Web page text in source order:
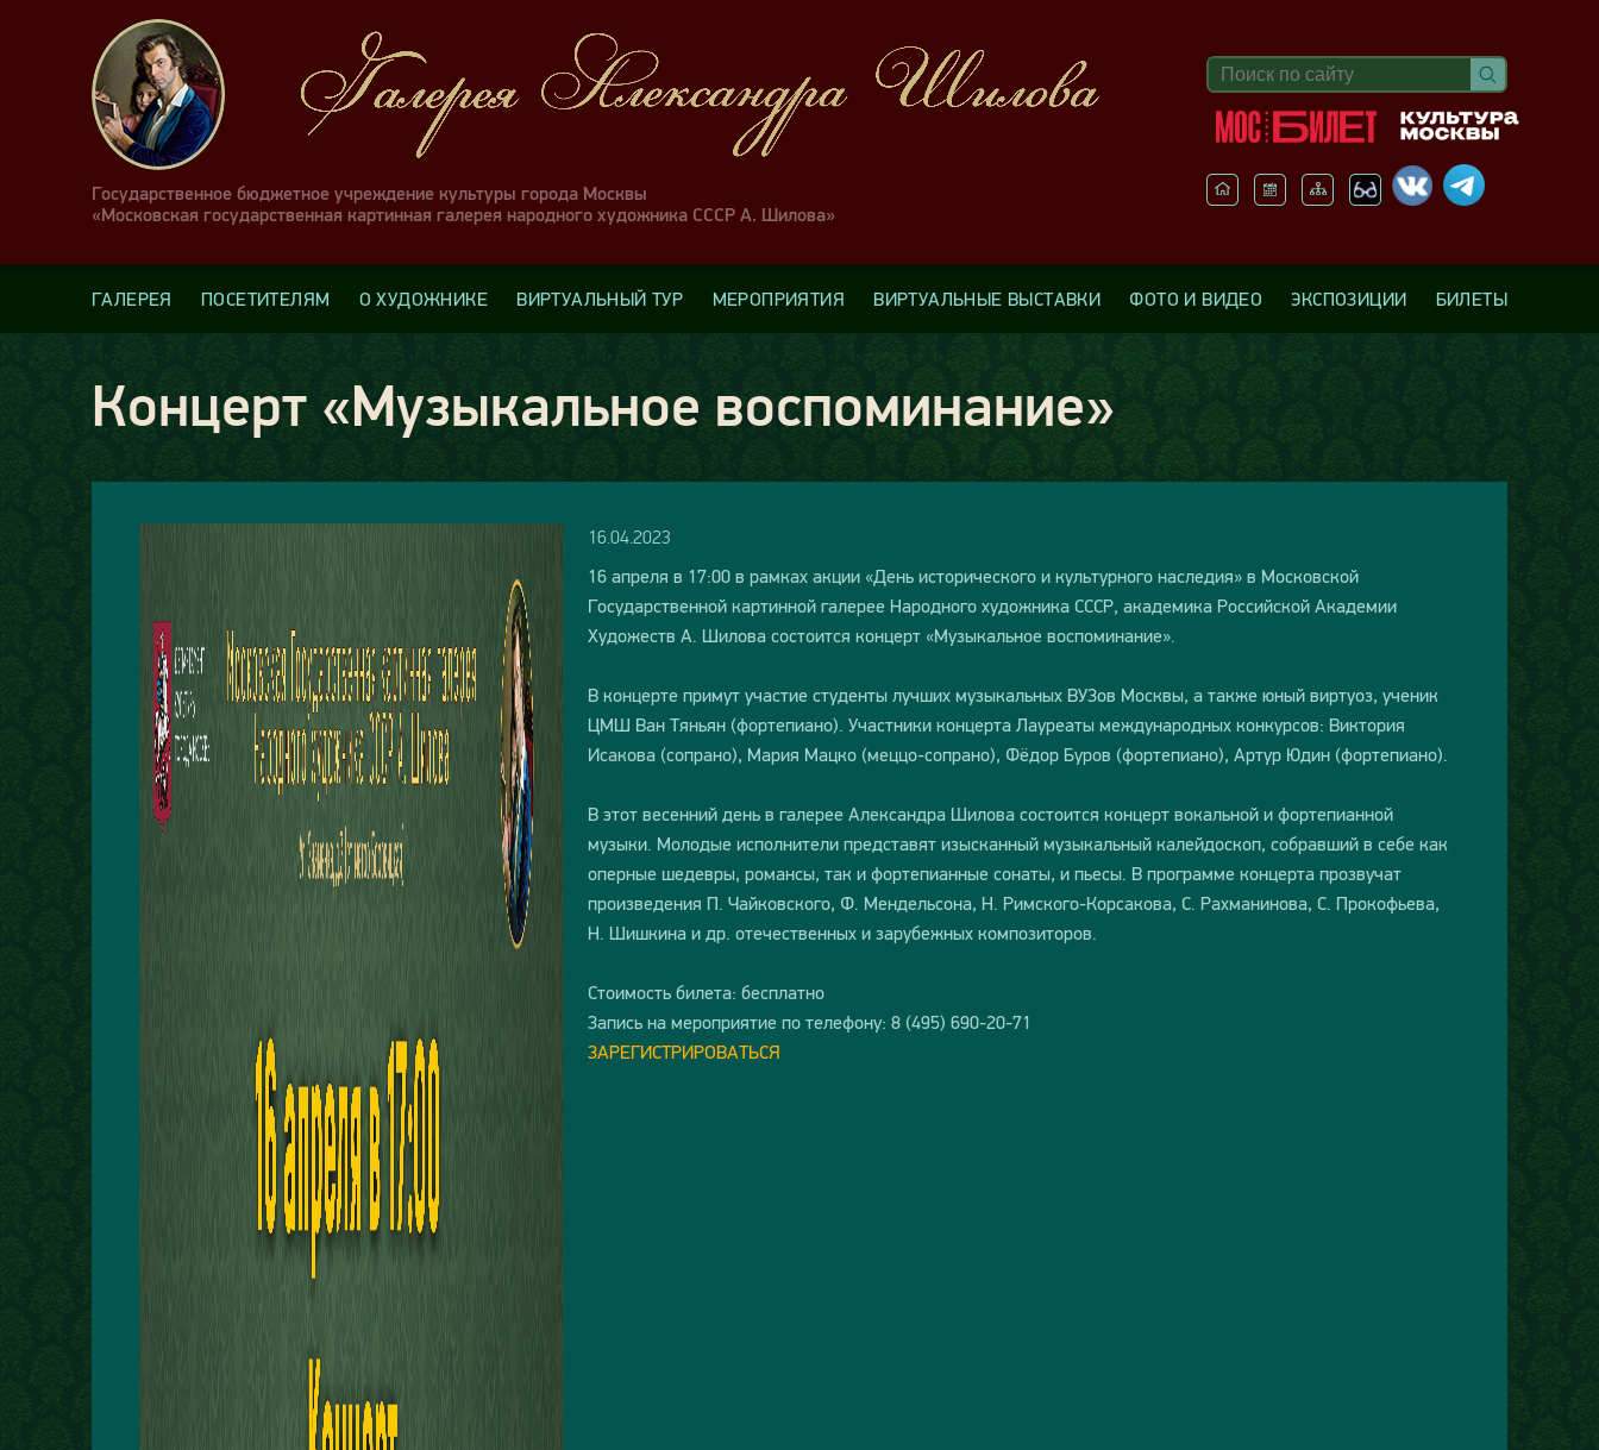
Государственное бюджетное учреждение культуры города Москвы
«Московская государственная картинная галерея народного художника СССР А. Шилова»
ГАЛЕРЕЯ ПОСЕТИТЕЛЯМ О ХУДОЖНИКЕ ВИРТУАЛЬНЫЙ ТУР МЕРОПРИЯТИЯ ВИРТУАЛЬНЫЕ ВЫСТАВКИ ФОТО И ВИДЕО ЭКСПОЗИЦИИ БИЛЕТЫ
Концерт «Музыкальное воспоминание»
16.04.2023
16 апреля в 17:00 в рамках акции «День исторического и культурного наследия» в Московской
Государственной картинной галерее Народного художника СССР, академика Российской Академии
Художеств А. Шилова состоится концерт «Музыкальное воспоминание».
В концерте примут участие студенты лучших музыкальных ВУЗов Москвы, а также юный виртуоз, ученик
ЦМШ Ван Тяньян (фортепиано). Участники концерта Лауреаты международных конкурсов: Виктория
Исакова (сопрано), Мария Мацко (меццо-сопрано), Фёдор Буров (фортепиано), Артур Юдин (фортепиано).
В этот весенний день в галерее Александра Шилова состоится концерт вокальной и фортепианной
музыки. Молодые исполнители представят изысканный музыкальный калейдоскоп, собравший в себе как
оперные шедевры, романсы, так и фортепианные сонаты, и пьесы. В программе концерта прозвучат
произведения П. Чайковского, Ф. Мендельсона, Н. Римского-Корсакова, С. Рахманинова, С. Прокофьева,
Н. Шишкина и др. отечественных и зарубежных композиторов.
Стоимость билета: бесплатно
Запись на мероприятие по телефону: 8 (495) 690-20-71
ЗАРЕГИСТРИРОВАТЬСЯ